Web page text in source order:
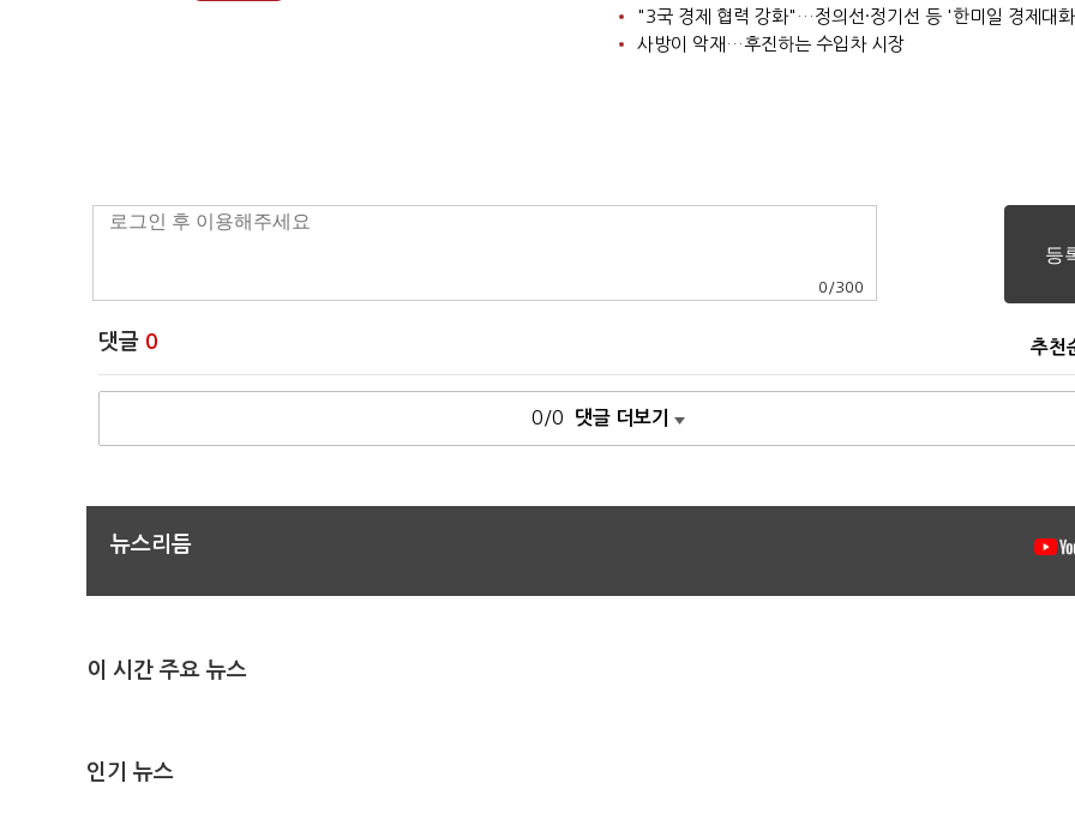
"3국 경제 협력 강화"…정의선·정기선 등 '한미일 경제대
사방이 악재…후진하는 수입차 시장
0 /300
댓글 0 추천
0/0 댓글 더보기
뉴스리듬
이 시간 주요 뉴스
인기 뉴스